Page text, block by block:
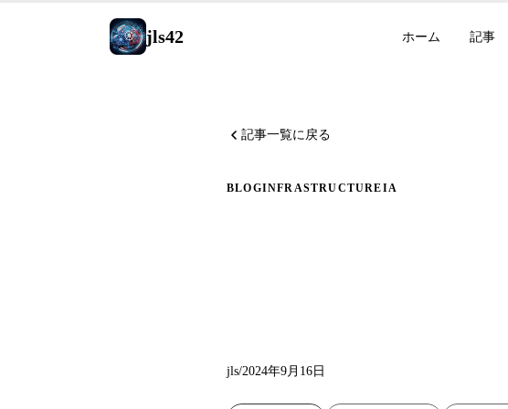
jls42 ホーム 記事
記事一覧に戻る
BLOGINFRASTRUCTUREIA
jls/2024年9月16日